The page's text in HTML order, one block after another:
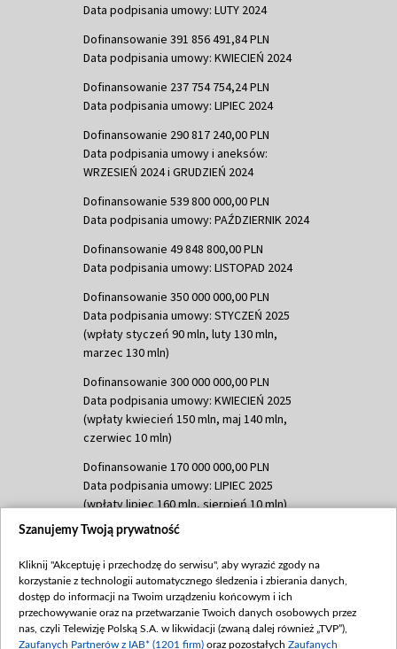
Data podpisania umowy: LUTY 2024
Dofinansowanie 391 856 491,84 PLN
Data podpisania umowy: KWIECIEŃ 2024
Dofinansowanie 237 754 754,24 PLN
Data podpisania umowy: LIPIEC 2024
Dofinansowanie 290 817 240,00 PLN
Data podpisania umowy i aneksów:
WRZESIEŃ 2024 i GRUDZIEŃ 2024
Dofinansowanie 539 800 000,00 PLN
Data podpisania umowy: PAŹDZIERNIK 2024
Dofinansowanie 49 848 800,00 PLN
Data podpisania umowy: LISTOPAD 2024
Dofinansowanie 350 000 000,00 PLN
Data podpisania umowy: STYCZEŃ 2025
(wpłaty styczeń 90 mln, luty 130 mln,
marzec 130 mln)
Dofinansowanie 300 000 000,00 PLN
Data podpisania umowy: KWIECIEŃ 2025
(wpłaty kwiecień 150 mln, maj 140 mln,
czerwiec 10 mln)
Dofinansowanie 170 000 000,00 PLN
Data podpisania umowy: LIPIEC 2025
(wpłaty lipiec 160 mln, sierpień 10 mln)
Dofinansowanie 60 000 000,00 PLN
(wpłata wrzesień 60 mln)
Dofinansowanie 635 783 051,21 PLN
Data podpisania umowy: WRZESIEŃ 2025
(wpłata wrzesień 100 mln, październik 350
Szanujemy Twoją prywatność
Kliknij "Akceptuję i przechodzę do serwisu", aby wyrazić zgody na
korzystanie z technologii automatycznego śledzenia i zbierania danych,
dostęp do informacji na Twoim urządzeniu końcowym i ich
przechowywanie oraz na przetwarzanie Twoich danych osobowych przez
nas, czyli Telewizję Polską S.A. w likwidacji (zwaną dalej również „TVP”),
Zaufanych Partnerów z IAB* (1201 firm) oraz pozostałych Zaufanych